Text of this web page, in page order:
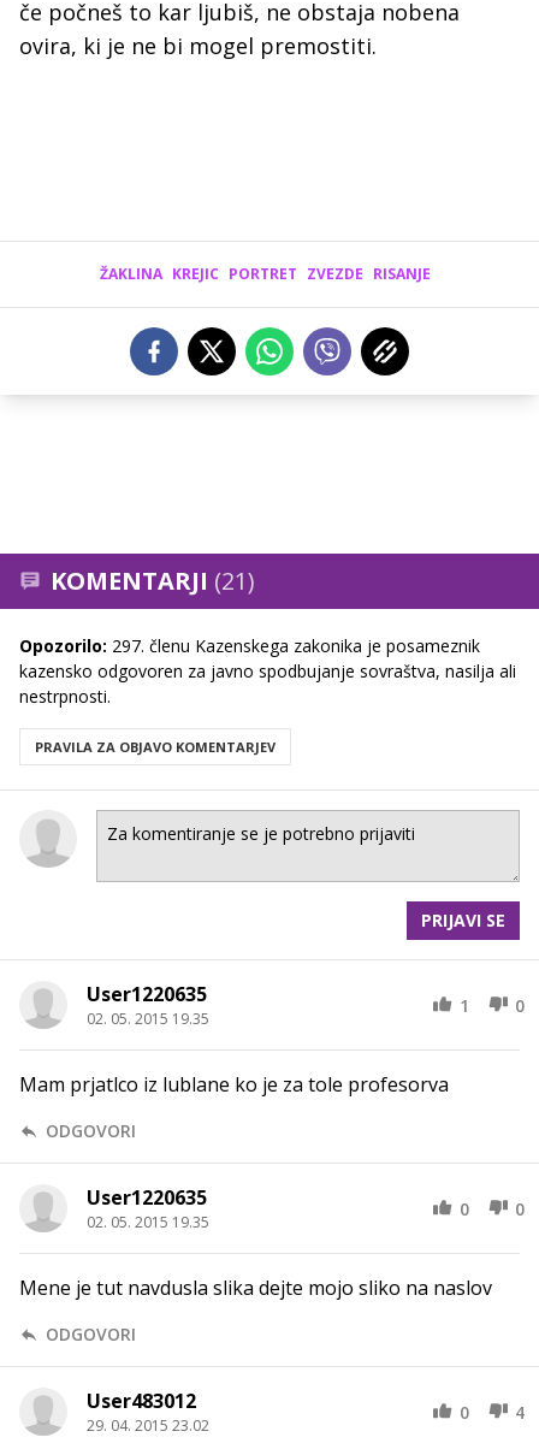
če počneš to kar ljubiš, ne obstaja nobena
ovira, ki je ne bi mogel premostiti.
ŽAKLINA KREJIC PORTRET ZVEZDE RISANJE
KOMENTARJI (21)
Opozorilo: 297. členu Kazenskega zakonika je posameznik
kazensko odgovoren za javno spodbujanje sovraštva, nasilja ali
nestrpnosti.
PRAVILA ZA OBJAVO KOMENTARJEV
PRIJAVI SE
User1220635
02. 05. 2015 19.35
1 0
Mam prjatlco iz lublane ko je za tole profesorva
ODGOVORI
User1220635
02. 05. 2015 19.35
0 0
Mene je tut navdusla slika dejte mojo sliko na naslov
ODGOVORI
User483012
29. 04. 2015 23.02
0 4